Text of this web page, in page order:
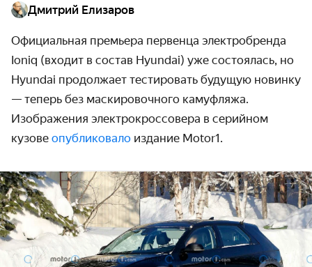
Дмитрий Елизаров
Официальная премьера первенца электробренда
Ioniq (входит в состав Hyundai) уже состоялась, но
Hyundai продолжает тестировать будущую новинку
— теперь без маскиро­вочного камуфляжа.
Изображения электро­кроссовера в серийном
кузове опубликовало издание Motor1.